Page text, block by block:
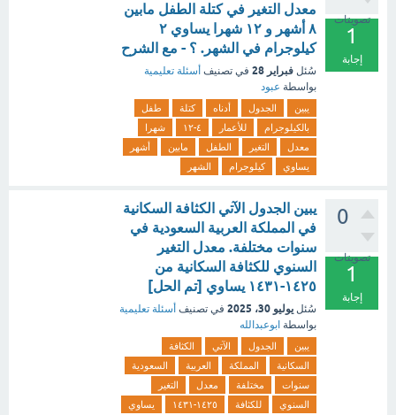
تصويتات
1
إجابة
معدل التغير في كتلة الطفل مابين
٨ أشهر و ١٢ شهرا يساوي ٢
كيلوجرام في الشهر. ؟ - مع الشرح
سُئل فبراير 28 في تصنيف أسئلة تعليمية
بواسطة عبود
يبين الجدول أدناه كتلة
طفل
بالكيلوجرام
للأعمار ٤-١٢
شهرا
معدل
التغير الطفل مابين
أشهر
يساوي
كيلوجرام الشهر
0
تصويتات
1
إجابة
يبين الجدول الآتي الكثافة السكانية
في المملكة العربية السعودية في
سنوات مختلفة. معدل التغير
السنوي للكثافة السكانية من
١٤٢٥-١٤٣١ يساوي [تم الحل]
سُئل يوليو 30، 2025 في تصنيف أسئلة تعليمية
بواسطة ابوعبدالله
يبين الجدول الآتي
الكثافة
السكانية
المملكة العربية
السعودية
سنوات
مختلفة معدل
التغير
السنوي
للكثافة ١٤٢٥-١٤٣١ يساوي